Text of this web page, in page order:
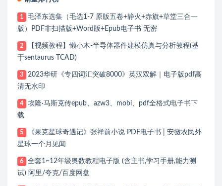
1
毛泽东选集（毛选1-7 原版五卷+静火+赤旗+草堂三合一
版）PDF非扫描版+Word版+Epub电子书 无密
2
【视频教程】懒小木-半导体器件建模仿真与分析教程(基
于sentaurus TCAD)
3
2023华研《专四词汇突破8000》英汉双解｜电子版pdf高
清无水印
4
埃隆·马斯克传epub、azw3、mobi、pdf全格式电子书下
载
5
《果克星球奇遇记》张祥前小说 PDF电子书 | 安徽农民外
星球一个月见闻
6
全套1~12年级奥数教程电子版 (含主书,学习手册,能力测
试) 阿里/夸克/百度网盘